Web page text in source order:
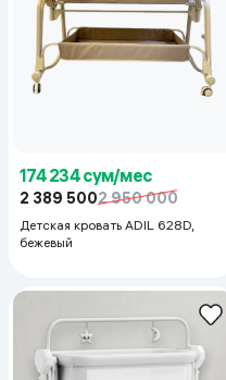
174 234 сум/мес
2 389 5002 950 000
Детская кровать ADIL 628D,
бежевый